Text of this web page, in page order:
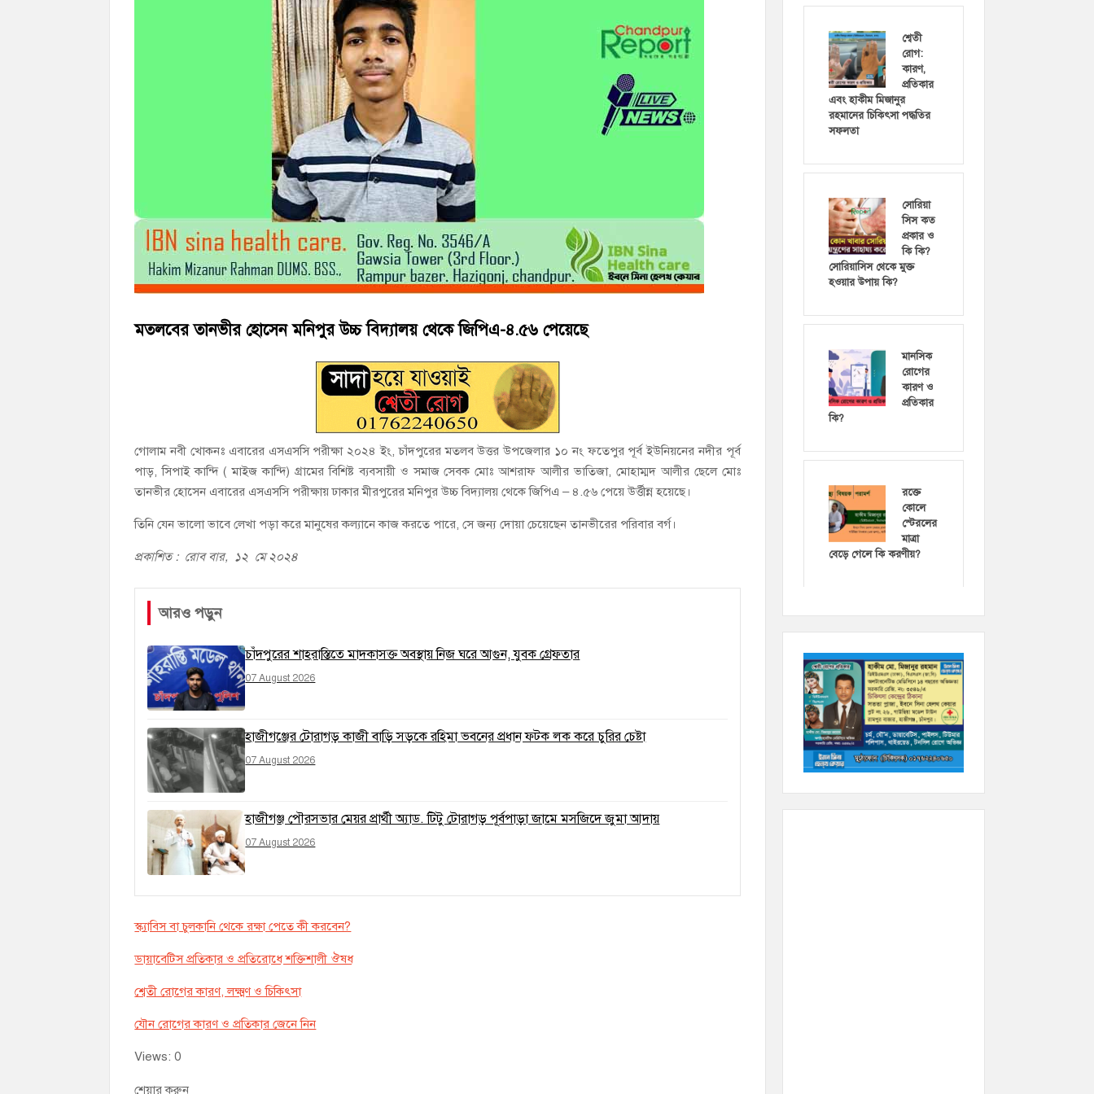
‘জনগণের ভোটে নির্বাচিত হয়ে ফরিদগঞ্জের উন্নয়নে কাজ করছি’ : আলহাজ্ব এমএ হান্নান এমপি
নৌ পুলিশ ফাঁড়ির নাকের ডগায় কারেন্ট জালের দাপট, মতলবে প্রকাশ্যে নিষিদ্ধ জাল মেরামত ও মাছ শিকার
মতলবের তানভীর হোসেন মনিপুর উচ্চ বিদ্যালয় থেকে জিপিএ-৪.৫৬ পেয়েছে
গোলাম নবী খোকনঃ এবারের এসএসসি পরীক্ষা ২০২৪ ইং, চাঁদপুরের মতলব উত্তর উপজেলার ১০ নং ফতেপুর পূর্ব ইউনিয়নের নদীর পূর্ব
পাড়, সিপাই কান্দি ( মাইজ কান্দি) গ্রামের বিশিষ্ট ব্যবসায়ী ও সমাজ সেবক মোঃ আশরাফ আলীর ভাতিজা, মোহাম্মদ আলীর ছেলে মোঃ
তানভীর হোসেন এবারের এসএসসি পরীক্ষায় ঢাকার মীরপুরের মনিপুর উচ্চ বিদ্যালয় থেকে জিপিএ – ৪.৫৬ পেয়ে উর্ত্তীন্ন হয়েছে।
তিনি যেন ভালো ভাবে লেখা পড়া করে মানুষের কল্যানে কাজ করতে পারে, সে জন্য দোয়া চেয়েছেন তানভীরের পরিবার বর্গ।
প্রকাশিত : রোব বার, ১২ মে ২০২৪
আরও পড়ুন
চাঁদপুরের শাহরাস্তিতে মাদকাসক্ত অবস্থায় নিজ ঘরে আগুন, যুবক গ্রেফতার
07 August 2026
হাজীগঞ্জের টোরাগড় কাজী বাড়ি সড়কে রহিমা ভবনের প্রধান ফটক লক করে চুরির চেষ্টা
07 August 2026
হাজীগঞ্জ পৌরসভার মেয়র প্রার্থী অ্যাড. টিটু টোরাগড় পূর্বপাড়া জামে মসজিদে জুমা আদায়
07 August 2026
স্ক্যাবিস বা চুলকানি থেকে রক্ষা পেতে কী করবেন?
ডায়াবেটিস প্রতিকার ও প্রতিরোধে শক্তিশালী ঔষধ
শ্বেতী রোগের কারণ, লক্ষ্মণ ও চিকিৎসা
যৌন রোগের কারণ ও প্রতিকার জেনে নিন
Views: 0
শেয়ার করুন
শ্বেতী
রোগ:
কারণ,
প্রতিকার
এবং হাকীম মিজানুর
রহমানের চিকিৎসা পদ্ধতির
সফলতা
সোরিয়া
সিস কত
প্রকার ও
কি কি?
সোরিয়াসিস থেকে মুক্ত
হওয়ার উপায় কি?
মানসিক
রোগের
কারণ ও
প্রতিকার
কি?
রক্তে
কোলে
স্টেরলের
মাত্রা
বেড়ে গেলে কি করণীয়?